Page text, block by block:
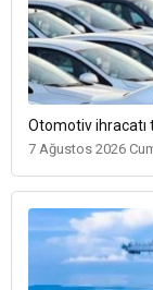
Otomotiv ihracatı
7 Ağustos 2026